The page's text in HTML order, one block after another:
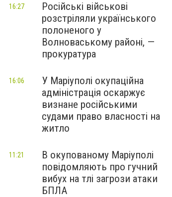
Російські військові
розстріляли українського
полоненого у
Волноваському районі, —
прокуратура
16:27
У Маріуполі окупаційна
адміністрація оскаржує
визнане російськими
судами право власності на
житло
16:06
В окупованому Маріуполі
повідомляють про гучний
вибух на тлі загрози атаки
БПЛА
11:21